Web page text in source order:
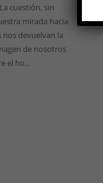
cuestión, sin
mirada hacia
nos devuelvan la
de nosotros
el ho...